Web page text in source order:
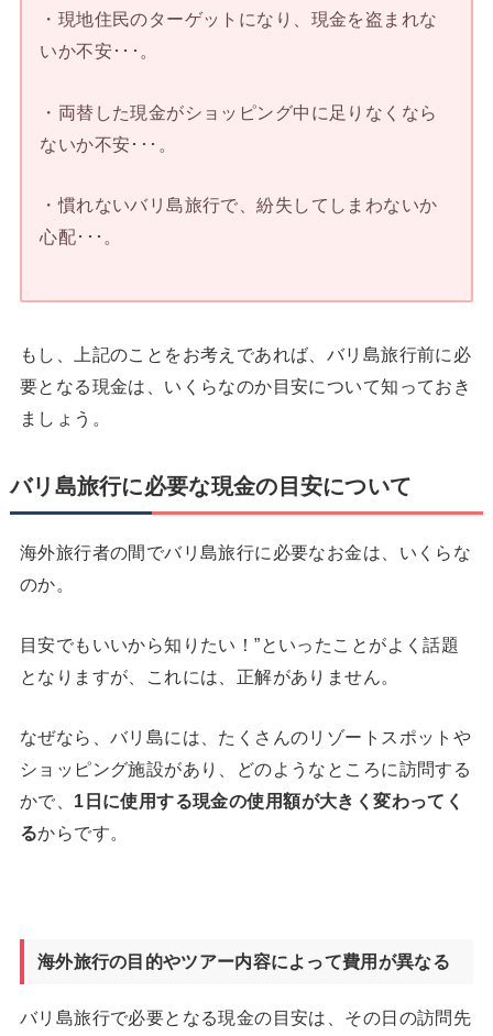
・現地住民のターゲットになり、現金を盗まれな
いか不安･･･。
・両替した現金がショッピング中に足りなくなら
ないか不安･･･。
・慣れないバリ島旅行で、紛失してしまわないか
心配･･･。
もし、上記のことをお考えであれば、バリ島旅行前に必
要となる現金は、いくらなのか目安について知っておき
ましょう。
バリ島旅行に必要な現金の目安について
海外旅行者の間でバリ島旅行に必要なお金は、いくらな
のか。
目安でもいいから知りたい！”といったことがよく話題
となりますが、これには、正解がありません。
なぜなら、バリ島には、たくさんのリゾートスポットや
ショッピング施設があり、どのようなところに訪問する
かで、 1 日に使用する現金の使用額が大きく変わってく
るからです。
海外旅行の目的やツアー内容によって費用が異なる
バリ島旅行で必要となる現金の目安は、その日の訪問先